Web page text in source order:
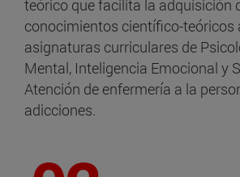
teórico que facilita la adquisición
conocimientos científico-teóricos
asignaturas curriculares de
Mental, Inteligencia Emocional y
Atención de enfermería a la
adicciones.